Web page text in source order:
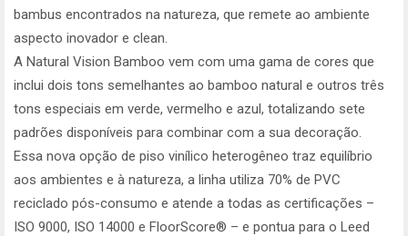
bambus encontrados na natureza, que remete ao ambiente
aspecto inovador e clean.
A Natural Vision Bamboo vem com uma gama de cores que
inclui dois tons semelhantes ao bamboo natural e outros três
tons especiais em verde, vermelho e azul, totalizando sete
padrões disponíveis para combinar com a sua decoração.
Essa nova opção de piso vinílico heterogêneo traz equilíbrio
aos ambientes e à natureza, a linha utiliza 70% de PVC
reciclado pós-consumo e atende a todas as certificações –
ISO 9000, ISO 14000 e FloorScore® – e pontua para o Leed